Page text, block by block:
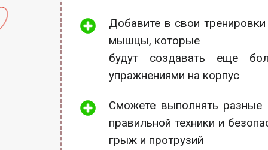
Добавите в свои
мышцы, которые
будут создавать еще
упражнениями на корпус
Сможете выполнять
правильной техники и
грыж и протрузий